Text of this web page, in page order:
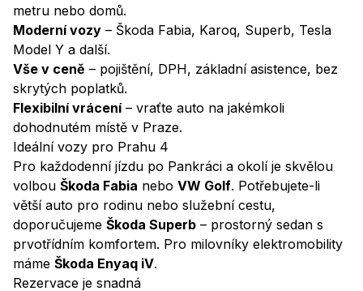
metru nebo domů.
Moderní vozy – Škoda Fabia, Karoq, Superb, Tesla
Model Y a další.
Vše v ceně – pojištění, DPH, základní asistence, bez
skrytých poplatků.
Flexibilní vrácení– vraťte auto na jakémkoli
dohodnutém místě v Praze.
Ideální vozy pro Prahu 4
Pro každodenní jízdu po Pankráci a okolí je skvělou
volbou Škoda Fabia nebo VW Golf. Potřebujete-li
větší auto pro rodinu nebo služební cestu,
doporučujeme Škoda Superb – prostorný sedan s
prvotřídním komfortem. Pro milovníky elektromobility
máme Škoda Enyaq iV.
Rezervace je snadná